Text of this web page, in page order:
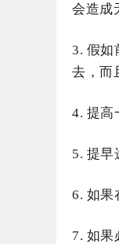
会造成
3. 假如
去，而
4. 提高
5. 提早
6. 如果
7. 如果